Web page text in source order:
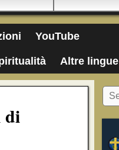
YouTube
Altre lingue
di